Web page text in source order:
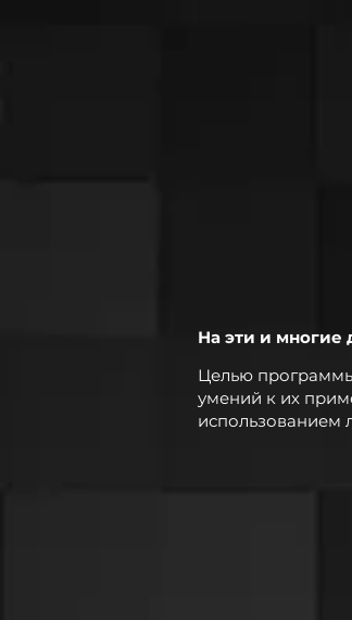
На эти и многие
Целью
умений к их
использованием